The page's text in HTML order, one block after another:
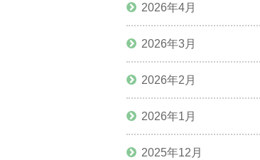
2026年4月
2026年3月
2026年2月
2026年1月
2025年12月